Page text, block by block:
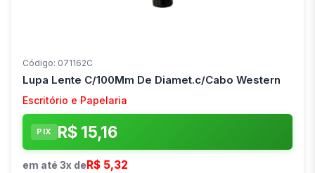
Código: 071162C
Lupa Lente C/100Mm De Diamet.c/Cabo Western
Escritório e Papelaria
PIX R$ 15,16
em até 3x de R$ 5,32